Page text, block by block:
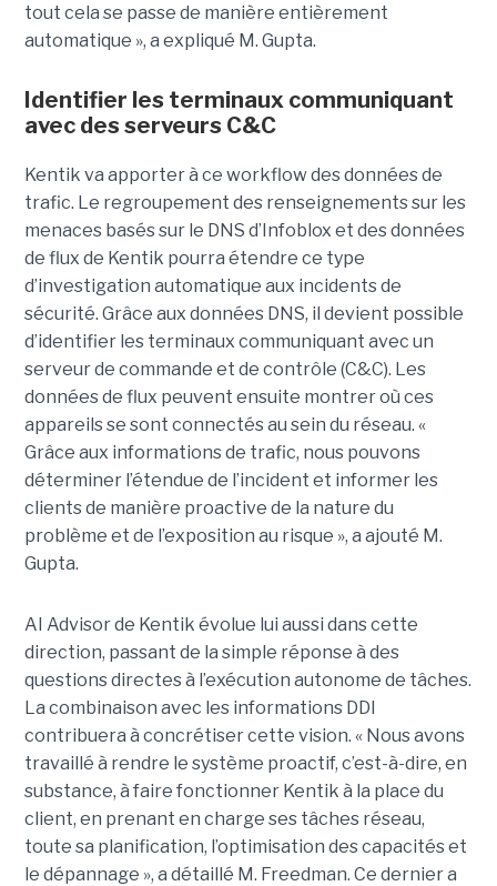
tout cela se passe de manière entièrement
automatique », a expliqué M. Gupta.
Identifier les terminaux communiquant
avec des serveurs C&C
Kentik va apporter à ce workflow des données de
trafic. Le regroupement des renseignements sur les
menaces basés sur le DNS d’Infoblox et des données
de flux de Kentik pourra étendre ce type
d’investigation automatique aux incidents de
sécurité. Grâce aux données DNS, il devient possible
d’identifier les terminaux communiquant avec un
serveur de commande et de contrôle (C&C). Les
données de flux peuvent ensuite montrer où ces
appareils se sont connectés au sein du réseau. «
Grâce aux informations de trafic, nous pouvons
déterminer l’étendue de l’incident et informer les
clients de manière proactive de la nature du
problème et de l’exposition au risque », a ajouté M.
Gupta.
AI Advisor de Kentik évolue lui aussi dans cette
direction, passant de la simple réponse à des
questions directes à l’exécution autonome de tâches.
La combinaison avec les informations DDI
contribuera à concrétiser cette vision. « Nous avons
travaillé à rendre le système proactif, c’est-à-dire, en
substance, à faire fonctionner Kentik à la place du
client, en prenant en charge ses tâches réseau,
toute sa planification, l’optimisation des capacités et
le dépannage », a détaillé M. Freedman. Ce dernier a